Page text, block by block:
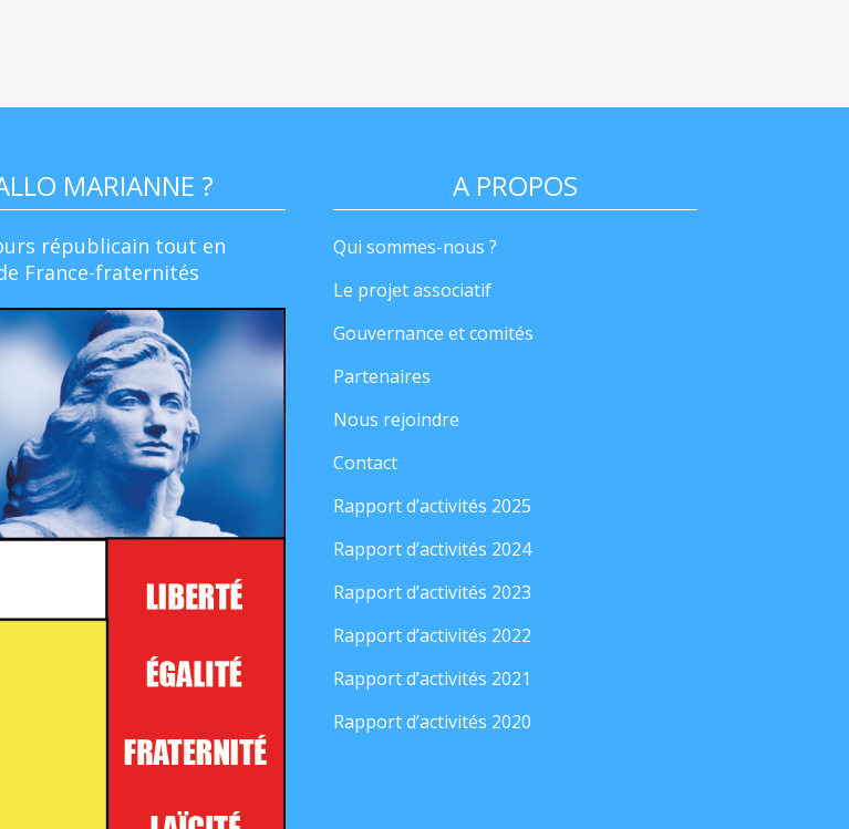
MARIANNE ?
républicain tout en
France-fraternités
A PROPOS
Qui sommes-nous ?
Le projet associatif
Gouvernance et comités
Partenaires
Nous rejoindre
Contact
Rapport d’activités 2025
Rapport d’activités 2024
Rapport d’activités 2023
Rapport d’activités 2022
Rapport d’activités 2021
Rapport d’activités 2020